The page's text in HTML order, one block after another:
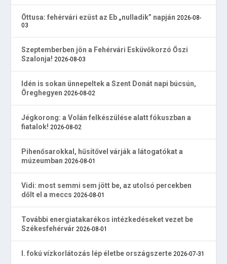
Öttusa: fehérvári ezüst az Eb „nulladik” napján 2026-08-
03
Szeptemberben jön a Fehérvári Esküvőkorzó Őszi
Szalonja! 2026-08-03
Idén is sokan ünnepeltek a Szent Donát napi búcsún,
Öreghegyen 2026-08-02
Jégkorong: a Volán felkészülése alatt fókuszban a
fiatalok! 2026-08-02
Pihenősarokkal, hűsítővel várják a látogatókat a
múzeumban 2026-08-01
Vidi: most semmi sem jött be, az utolsó percekben
dőlt el a meccs 2026-08-01
További energiatakarékos intézkedéseket vezet be
Székesfehérvár 2026-08-01
I. fokú vízkorlátozás lép életbe országszerte 2026-07-31